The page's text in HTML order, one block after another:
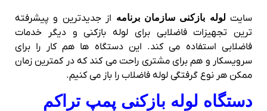
سایتلوله بازکنی سازمان برنامهاز جدیدترین و پیشرفته
ترین تجهیزات فاضلابی برای لوله بازکنی و دیگر خدمات
فاضلابی استفاده می کند. این دستگاه ها هم کار را برای
سرویسکار و هم برای مشتری راحت می کند که در کمترین زمان
ممکن هر نوع گرفتگی لوله فاضلاب را باز می کنیم.
دستگاه لوله بازکنی پمپ تراکم